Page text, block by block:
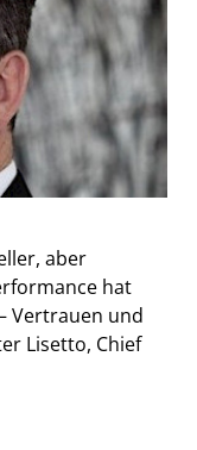
aber
hat
Vertrauen und
Lisetto, Chief